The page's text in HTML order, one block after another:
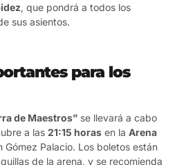
, que pondrá a todos los
sus asientos.
para los
de Maestros” se llevará a cabo
a las 21:15 horas en la Arena
Gómez Palacio. Los boletos están
de la arena, y se recomienda